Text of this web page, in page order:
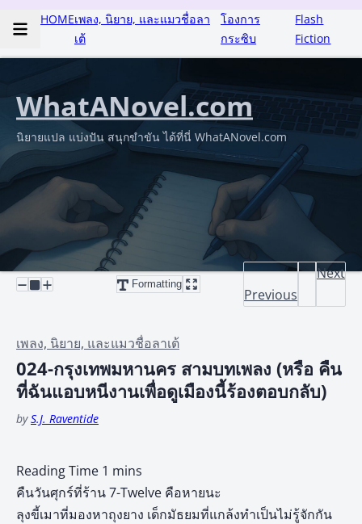
HOMEเพลง, นิยาย, และแมวชื่อลา
เต้
โองการ
กระซิบ
Flash
Fiction
WhatANovel.com
นิยายแปล แบ่งปัน สนุกขำขัน ได้ที่นี่ WhatANovel.com
Formatting
Previous
Next
เพลง, นิยาย, และแมวชื่อลาเต้
024-กรุงเทพมหานคร สามบทเพลง (หรือ คืน
ที่ฉันแอบหนีงานเพื่อดูเมืองนี้ร้องตอบกลับ)
byS.J. Raventide
คืนวันศุกร์ที่ร้าน 7-Twelve คือหายนะ
ลุงขี้เมาที่มองหาถุงยาง เด็กมัธยมที่แกล้งทำเป็นไม่รู้จักกัน